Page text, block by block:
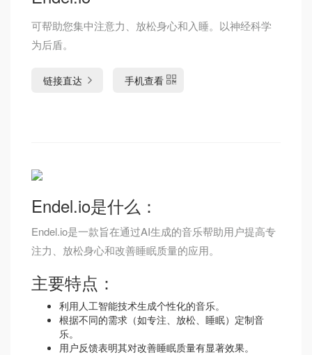
可帮助您集中注意力、放松身心和入睡。以神经科学
为后盾。
链接直达 手机查看
Endel.io是什么：
Endel.io是一款旨在通过AI生成的音乐帮助用户提高专
注力、放松身心和改善睡眠质量的应用。
主要特点：
利用人工智能技术生成个性化的音乐。
根据不同的需求（如专注、放松、睡眠）定制音
乐。
用户反馈表明其对改善睡眠质量有显著效果。